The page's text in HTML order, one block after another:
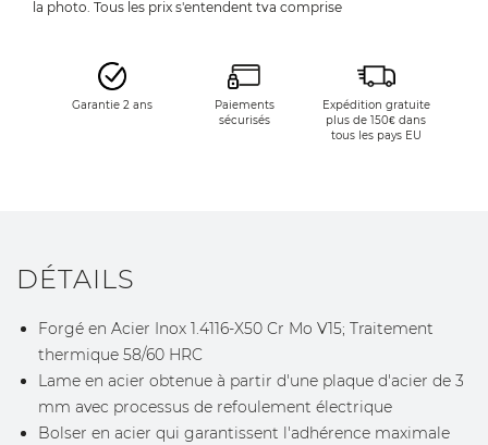
la photo. Tous les prix s'entendent tva comprise
Garantie 2 ans
Paiements
sécurisés
Expédition gratuite
plus de 150€ dans
tous les pays EU
DÉTAILS
Forgé en Acier Inox 1.4116-X50 Cr Mo V15; Traitement
thermique 58/60 HRC
Lame en acier obtenue à partir d'une plaque d'acier de 3
mm avec processus de refoulement électrique
Bolser en acier qui garantissent l'adhérence maximale